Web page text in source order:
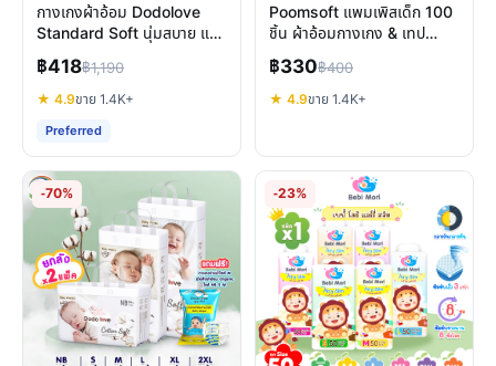
กางเกงผ้าอ้อม Dodolove
Standard Soft นุ่มสบาย แห้ง
นาน ปกป้องผิวลูกน้อย
฿418฿1,190
★ 4.9ขาย 1.4K+
Preferred
Poomsoft แพมเพิสเด็ก 100
ชิ้น ผ้าอ้อมกางเกง & เทป
บางเบา ซึมซับดี แห้งสบาย
฿330฿400
★ 4.9ขาย 1.4K+
-70% -23%